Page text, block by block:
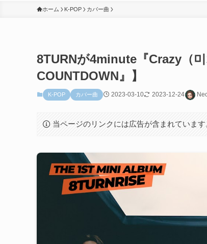
ホーム K-POP カバー曲
8TURNが4minute『Crazy（
COUNTDOWN』】
K-POP カバー曲 2023-03-10 2023-12-24
当ページのリンクには広告が含まれています